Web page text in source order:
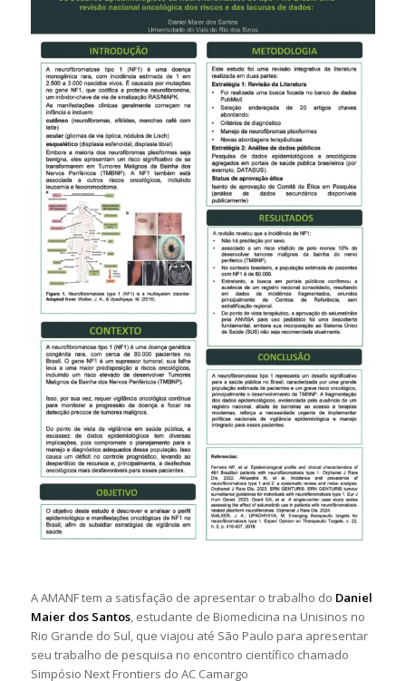
A AMANF tem a satisfação de apresentar o trabalho do Daniel
Maier dos Santos, estudante de Biomedicina na Unisinos no
Rio Grande do Sul, que viajou até São Paulo para apresentar
seu trabalho de pesquisa no encontro científico chamado
Simpósio Next Frontiers do AC Camargo